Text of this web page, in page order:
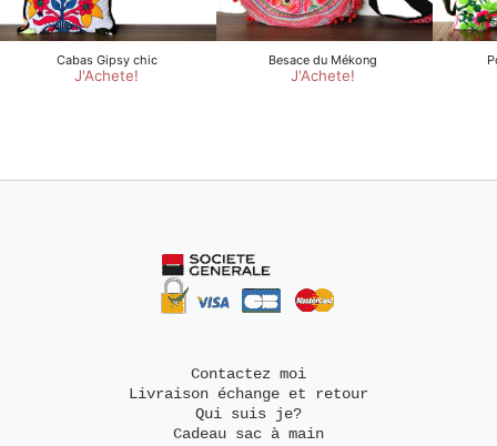
Contactez moi
Livraison échange et retour
Qui suis je?
Cadeau sac à main